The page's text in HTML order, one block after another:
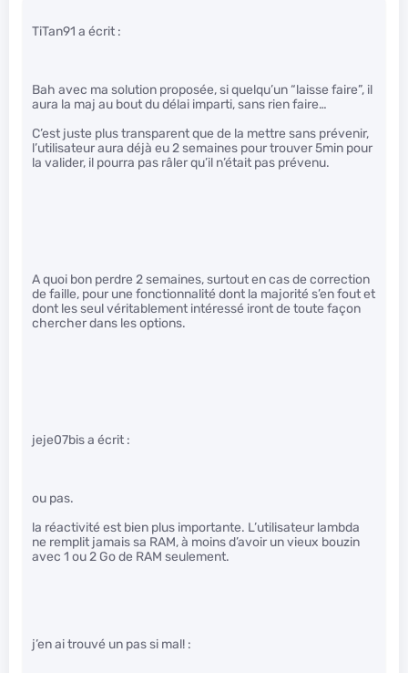
TiTan91 a écrit :
Bah avec ma solution proposée, si quelqu’un “laisse faire”, il
aura la maj au bout du délai imparti, sans rien faire…
C’est juste plus transparent que de la mettre sans prévenir,
l’utilisateur aura déjà eu 2 semaines pour trouver 5min pour
la valider, il pourra pas râler qu’il n’était pas prévenu.
A quoi bon perdre 2 semaines, surtout en cas de correction
de faille, pour une fonctionnalité dont la majorité s’en fout et
dont les seul véritablement intéressé iront de toute façon
chercher dans les options.
jeje07bis a écrit :
ou pas.
la réactivité est bien plus importante. L’utilisateur lambda
ne remplit jamais sa RAM, à moins d’avoir un vieux bouzin
avec 1 ou 2 Go de RAM seulement.
j’en ai trouvé un pas si mal! :